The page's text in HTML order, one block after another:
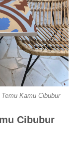
Temu Kamu Cibubur
Cibubur